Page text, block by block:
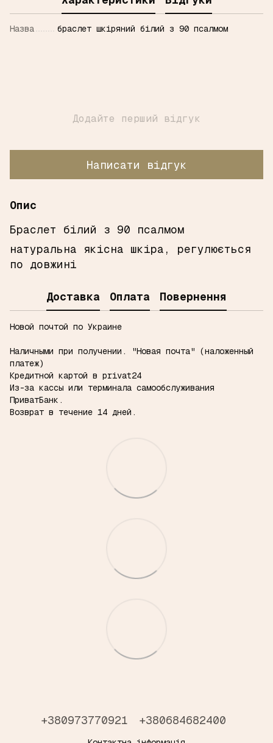
Назва браслет шкіряний білий з 90 псалмом
Додайте перший відгук
Написати відгук
Опис
Браслет білий з 90 псалмом
натуральна якісна шкіра, регулюється
по довжині
Доставка Оплата Повернення
Новой почтой по Украине
Наличными при получении.
"Новая почта" (наложенный
платеж)
Кредитной картой в privat24
Из-за кассы или терминала самообслуживания
ПриватБанк.
Возврат в течение 14 дней.
+380973770921 +380684682400